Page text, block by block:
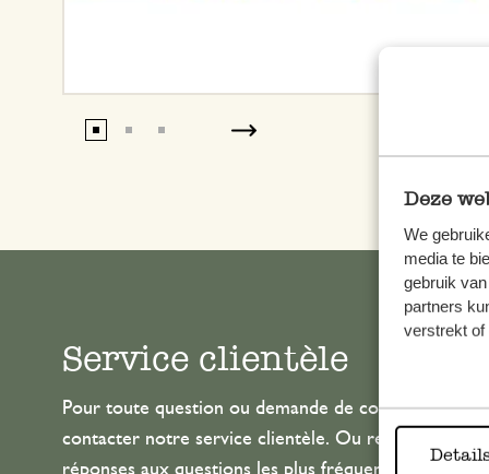
Deze
We
media te
gebruik
partners
verstrekt of
Service clientèle
Pour toute question ou demande de conseil ou
contacter notre service clientèle. Ou retrouvez ici
réponses aux questions les plus fréquemment posées